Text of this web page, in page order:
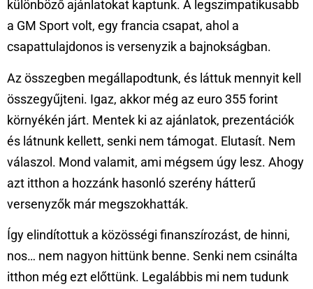
különböző ajánlatokat kaptunk. A legszimpatikusabb
a GM Sport volt, egy francia csapat, ahol a
csapattulajdonos is versenyzik a bajnokságban.
Az összegben megállapodtunk, és láttuk mennyit kell
összegyűjteni. Igaz, akkor még az euro 355 forint
környékén járt. Mentek ki az ajánlatok, prezentációk
és látnunk kellett, senki nem támogat. Elutasít. Nem
válaszol. Mond valamit, ami mégsem úgy lesz. Ahogy
azt itthon a hozzánk hasonló szerény hátterű
versenyzők már megszokhatták.
Így elindítottuk a közösségi finanszírozást, de hinni,
nos… nem nagyon hittünk benne. Senki nem csinálta
itthon még ezt előttünk. Legalábbis mi nem tudunk